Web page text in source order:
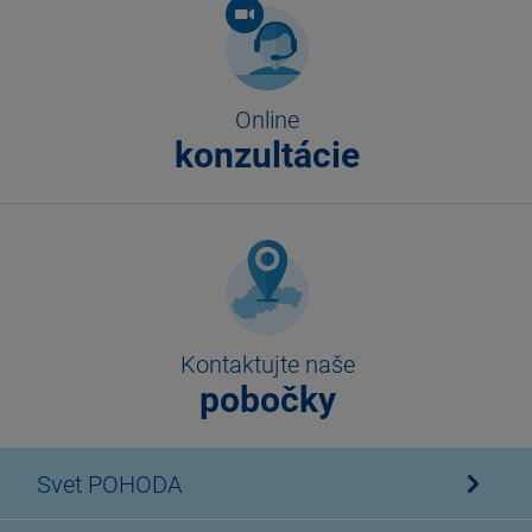
Online
konzultácie
Kontaktujte naše
pobočky
Svet POHODA